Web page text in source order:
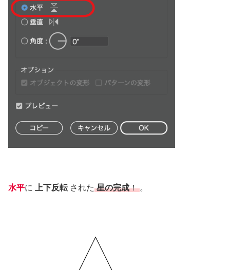
水平に 上下反転された 星の完成！ 。